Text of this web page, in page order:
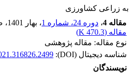
به زراعی کشاورزی
مقاله 4
، دوره 24، شماره 1 ، بهار 1401 ،
مقاله (470.3 K
)
نوع مقاله: مقاله پژوهشی
شناسه دیجیتال (DOI):
نویسندگان